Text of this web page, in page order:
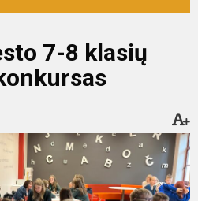
7-8 klasių